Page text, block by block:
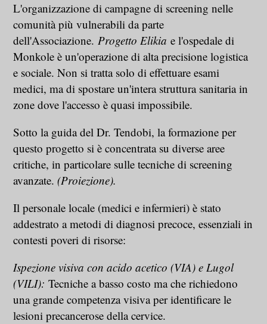
L'organizzazione di campagne di screening nelle
comunità più vulnerabili da parte
dell'Associazione.Progetto Elikia e l'ospedale di
Monkole è un'operazione di alta precisione logistica
e sociale. Non si tratta solo di effettuare esami
medici, ma di spostare un'intera struttura sanitaria in
zone dove l'accesso è quasi impossibile.
Sotto la guida del Dr. Tendobi, la formazione per
questo progetto si è concentrata su diverse aree
critiche, in particolare sulle tecniche di screening
avanzate.(Proiezione).
Il personale locale (medici e infermieri) è stato
addestrato a metodi di diagnosi precoce, essenziali in
contesti poveri di risorse:
Ispezione visiva con acido acetico (VIA) e Lugol
(VILI): Tecniche a basso costo ma che richiedono
una grande competenza visiva per identificare le
lesioni precancerose della cervice.